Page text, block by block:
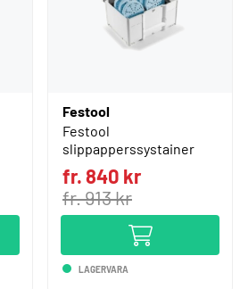
Festool
Festool
slippapperssystainer
fr. 840 kr
fr. 913 kr
LAGERVARA